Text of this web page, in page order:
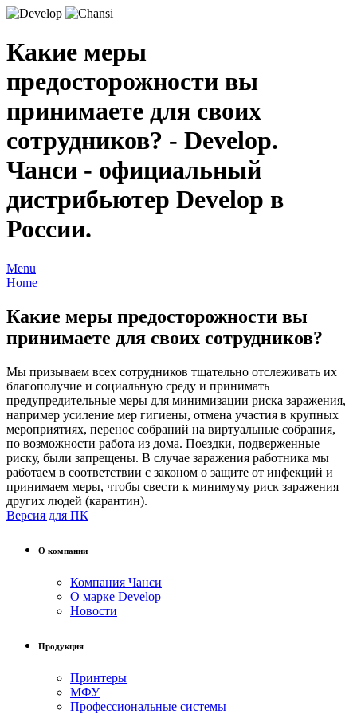
Какие меры
предосторожности вы
принимаете для своих
сотрудников? - Develop.
Чанси - официальный
дистрибьютер Develop в
России.
Menu
Home
Какие меры предосторожности вы
принимаете для своих сотрудников?
Мы призываем всех сотрудников тщательно отслеживать их
благополучие и социальную среду и принимать
предупредительные меры для минимизации риска заражения,
например усиление мер гигиены, отмена участия в крупных
мероприятиях, перенос собраний на виртуальные собрания,
по возможности работа из дома. Поездки, подверженные
риску, были запрещены. В случае заражения работника мы
работаем в соответствии с законом о защите от инфекций и
принимаем меры, чтобы свести к минимуму риск заражения
других людей (карантин).
Версия для ПК
О компании
Компания Чанси
О марке Develop
Новости
Продукция
Принтеры
МФУ
Профессиональные системы